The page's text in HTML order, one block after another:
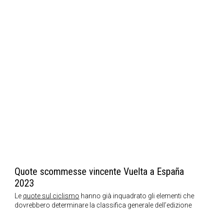
Quote scommesse vincente Vuelta a España
2023
Le quote sul ciclismo hanno già inquadrato gli elementi che
dovrebbero determinare la classifica generale dell’edizione